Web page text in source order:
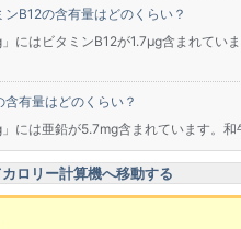
B12の含有量はどのくらい？
にはビタミンB12が1.7μg含まれてい
有量はどのくらい？
には亜鉛が5.7mg含まれています。
ロリー計算機へ移動する